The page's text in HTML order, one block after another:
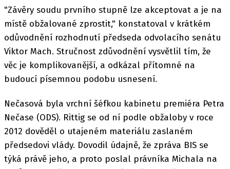
"Závěry soudu prvního stupně lze akceptovat a je na
místě obžalované zprostit," konstatoval v krátkém
odůvodnění rozhodnutí předseda odvolacího senátu
Viktor Mach. Stručnost zdůvodnění vysvětlil tím, že
věc je komplikovanější, a odkázal přítomné na
budoucí písemnou podobu usnesení.
Nečasová byla vrchní šéfkou kabinetu premiéra Petra
Nečase (ODS). Rittig se od ní podle obžaloby v roce
2012 dověděl o utajeném materiálu zaslaném
předsedovi vlády. Dovodil údajně, že zpráva BIS se
týká právě jeho, a proto poslal právníka Michala na